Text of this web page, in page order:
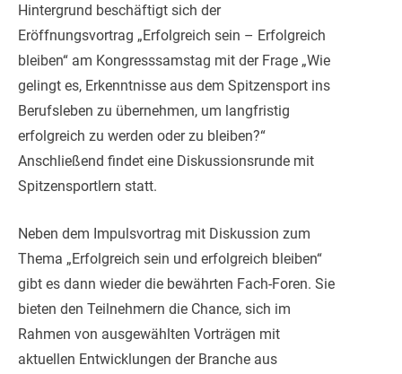
Hintergrund beschäftigt sich der
Eröffnungsvortrag „Erfolgreich sein – Erfolgreich
bleiben“ am Kongresssamstag mit der Frage „Wie
gelingt es, Erkenntnisse aus dem Spitzensport ins
Berufsleben zu übernehmen, um langfristig
erfolgreich zu werden oder zu bleiben?“
Anschließend findet eine Diskussionsrunde mit
Spitzensportlern statt.
Neben dem Impulsvortrag mit Diskussion zum
Thema „Erfolgreich sein und erfolgreich bleiben“
gibt es dann wieder die bewährten Fach-Foren. Sie
bieten den Teilnehmern die Chance, sich im
Rahmen von ausgewählten Vorträgen mit
aktuellen Entwicklungen der Branche aus